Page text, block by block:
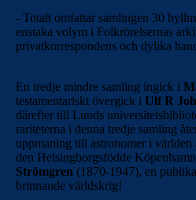
- Totalt omfattar samlingen 30
enstaka volym i Folkrörelsernas
privatkorrespondens och dylika
En tredje mindre samling ingick i
testamentariskt övergick i Ulf R
därefter till Lunds
rariteterna i denna tredje samling
uppmaning till astronomer i
den Helsingborgsfödde
Strömgren (1870-1947), en
brinnande världskrig!